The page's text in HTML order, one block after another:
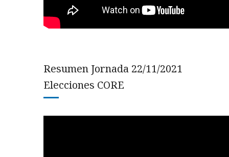
Resumen Jornada 22/11/2021
Elecciones CORE